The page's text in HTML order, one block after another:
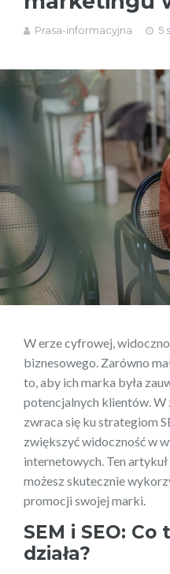
Prasa-informacyjna 5
W erze cyfrowej,
biznesowego. Zarówno
to, aby ich marka była
potencjalnych klientów.
zwraca się ku strategiom
zwiększyć widoczność w
internetowych. Ten
możesz skutecznie
promocji swojej marki.
SEM i SEO:
działa?